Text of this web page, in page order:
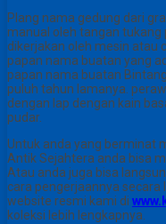
Plang nama gedung dari
manual oleh tangan tukang
dikerjakan oleh mesin atau
papan nama buatan yang
papan nama buatan
puluh tahun lamanya.
dengan lap dengan kain
pudar.
Untuk anda yang berminat
Antik Sejahtera anda bisa
Atau anda juga bisa
cara pengerjaannya secara
website resmi kami di
koleksi lebih lengkapnya.